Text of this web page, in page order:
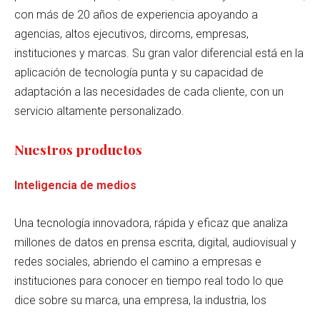
con más de 20 años de experiencia apoyando a
agencias, altos ejecutivos, dircoms, empresas,
instituciones y marcas. Su gran valor diferencial está en la
aplicación de tecnología punta y su capacidad de
adaptación a las necesidades de cada cliente, con un
servicio altamente personalizado.
Nuestros productos
Inteligencia de medios
Una tecnología innovadora, rápida y eficaz que analiza
millones de datos en prensa escrita, digital, audiovisual y
redes sociales, abriendo el camino a empresas e
instituciones para conocer en tiempo real todo lo que
dice sobre su marca, una empresa, la industria, los